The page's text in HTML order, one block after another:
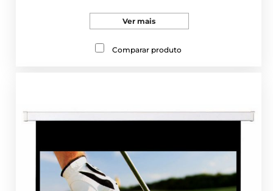
Ver mais
Comparar produto